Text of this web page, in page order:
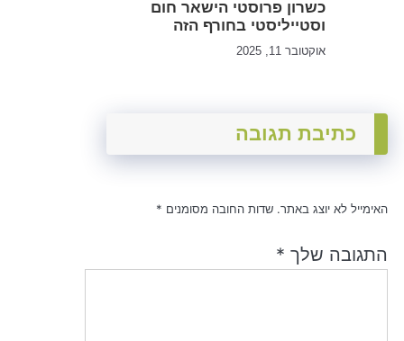
כשרון פרוסטי הישאר חום
וסטייליסטי בחורף הזה
אוקטובר 11, 2025
כתיבת תגובה
האימייל לא יוצג באתר. שדות החובה מסומנים *
התגובה שלך *